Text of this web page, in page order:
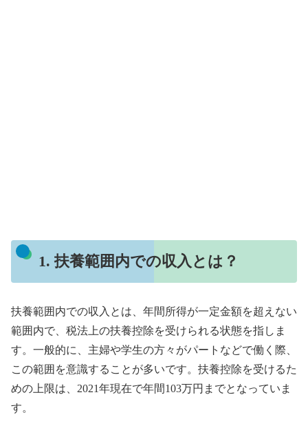
1. 扶養範囲内での収入とは？
扶養範囲内での収入とは、年間所得が一定金額を超えない
範囲内で、税法上の扶養控除を受けられる状態を指しま
す。一般的に、主婦や学生の方々がパートなどで働く際、
この範囲を意識することが多いです。扶養控除を受けるた
めの上限は、2021年現在で年間103万円までとなっていま
す。